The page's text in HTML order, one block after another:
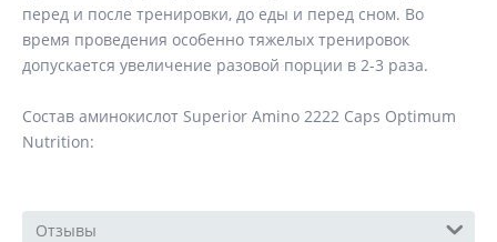
перед и после тренировки, до еды и перед сном. Во
время проведения особенно тяжелых тренировок
допускается увеличение разовой порции в 2-3 раза.
Состав аминокислот Superior Amino 2222 Caps Optimum
Nutrition:
Отзывы